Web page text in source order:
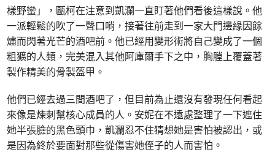
樣野蠻」，甌柯在注意到凱瀾一直盯著他們看後這樣說。他
一派輕鬆的吹了一聲口哨，接著往前走到一家大門邊緣因餘
燼而閃著光芒的酒吧前。他已經用變形術將自己變成了一個
粗獷的人類，完美混入其他阿庫爾手下之中，胸膛上覆蓋著
製作精美的骨製盔甲。
他們已經去過三間酒吧了，但目前為止還沒有發現任何看起
來像是煉刺幫核心成員的人。安妮在不遠處整理了一下遮住
她半張臉的黑色頭巾，凱瀾忍不住猜想她是害怕被認出，或
是因為終於要面對那些從傷害她侄子的人而害怕。